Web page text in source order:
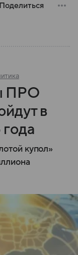
Поделиться
ПРО
в
купол»